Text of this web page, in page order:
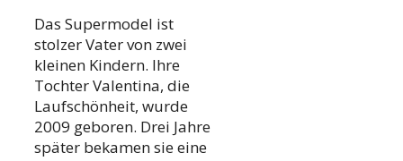
Das Supermodel ist
stolzer Vater von zwei
kleinen Kindern. Ihre
Tochter Valentina, die
Laufschönheit, wurde
2009 geboren. Drei Jahre
später bekamen sie eine